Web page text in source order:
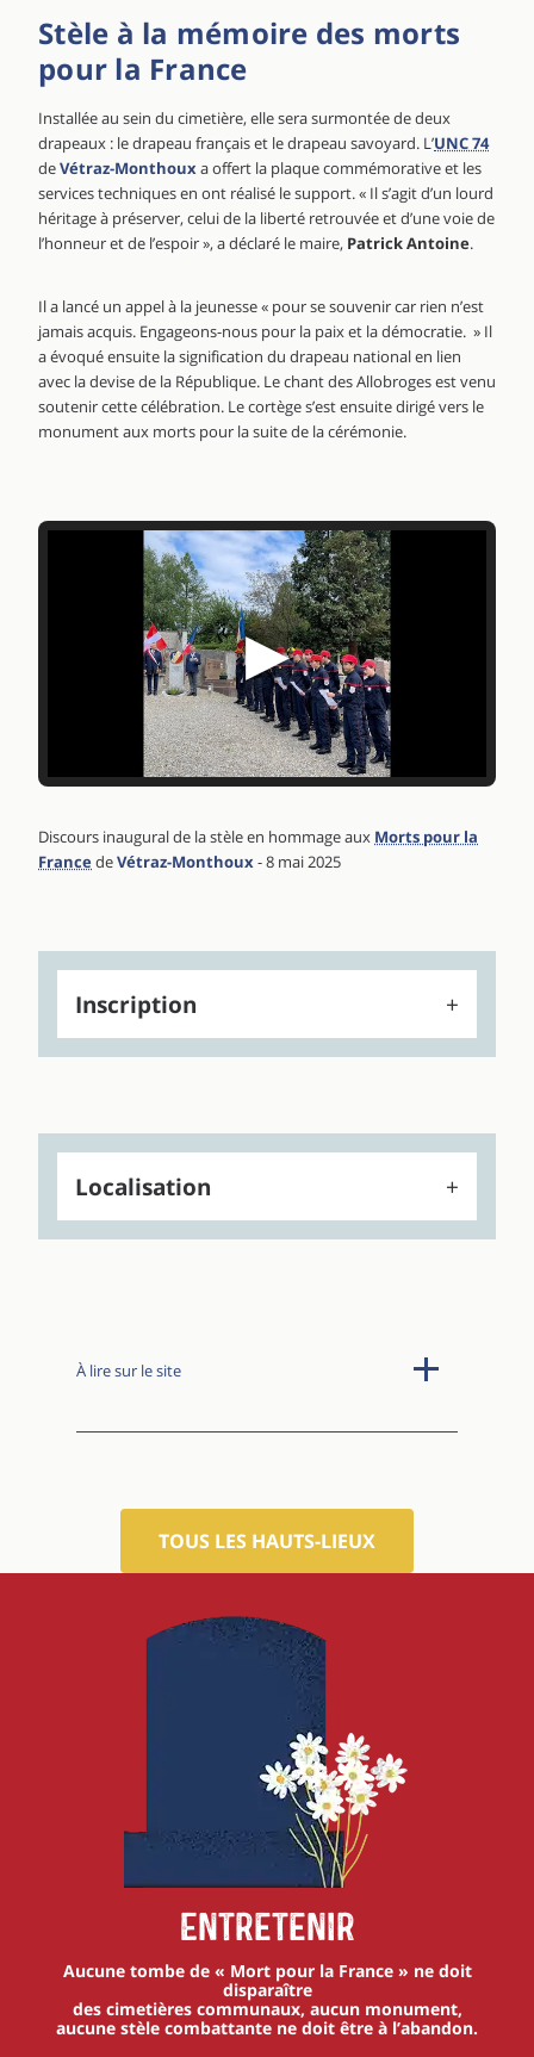
Stèle à la mémoire des morts
pour la France
Installée au sein du cimetière, elle sera surmontée de deux
drapeaux : le drapeau français et le drapeau savoyard. L’UNC 74
deVétraz-Monthouxa offert la plaque commémorative et les
services techniques en ont réalisé le support. « Il s’agit d’un lourd
héritage à préserver, celui de la liberté retrouvée et d’une voie de
l’honneur et de l’espoir », a déclaré le maire, Patrick Antoine.
Il a lancé un appel à la jeunesse « pour se souvenir car rien n’est
jamais acquis. Engageons-nous pour la paix et la démocratie. » Il
a évoqué ensuite la signification du drapeau national en lien
avec la devise de la République. Le chant des Allobroges est venu
soutenir cette célébration. Le cortège s’est ensuite dirigé vers le
monument aux morts pour la suite de la cérémonie.
▶
Discours inaugural de la stèle en hommage aux Morts pour la
FrancedeVétraz-Monthoux- 8 mai 2025
Inscription
Localisation
À lire sur le site
TOUS LES HAUTS-LIEUX
Entretenir
Aucune tombe de « Mort pour la France » ne doit
disparaître
des cimetières communaux, aucun monument,
aucune stèle combattante ne doit être à l’abandon.